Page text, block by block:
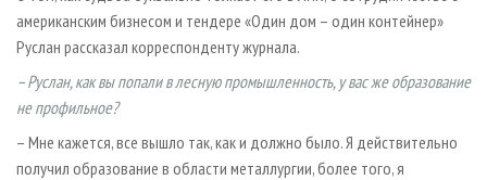
американским бизнесом и тендере «Один дом – один контейнер»
Руслан рассказал корреспонденту журнала.
– Руслан, как вы попали в лесную промышленность, у вас же образование
не профильное?
– Мне кажется, все вышло так, как и должно было. Я действительно
получил образование в области металлургии, более того, я